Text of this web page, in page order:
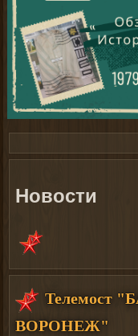
Новости
Телемост
ВОРОНЕЖ"